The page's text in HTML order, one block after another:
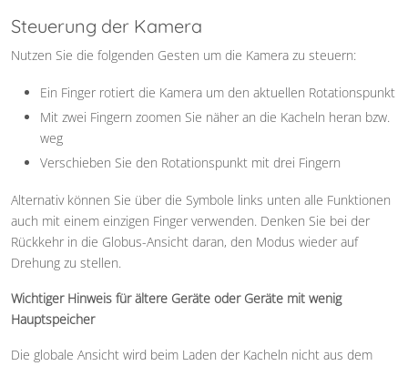
Steuerung der Kamera
Nutzen Sie die folgenden Gesten um die Kamera zu steuern:
Ein Finger rotiert die Kamera um den aktuellen Rotationspunkt
Mit zwei Fingern zoomen Sie näher an die Kacheln heran bzw.
weg
Verschieben Sie den Rotationspunkt mit drei Fingern
Alternativ können Sie über die Symbole links unten alle Funktionen
auch mit einem einzigen Finger verwenden. Denken Sie bei der
Rückkehr in die Globus-Ansicht daran, den Modus wieder auf
Drehung zu stellen.
Wichtiger Hinweis für ältere Geräte oder Geräte mit wenig
Hauptspeicher
Die globale Ansicht wird beim Laden der Kacheln nicht aus dem